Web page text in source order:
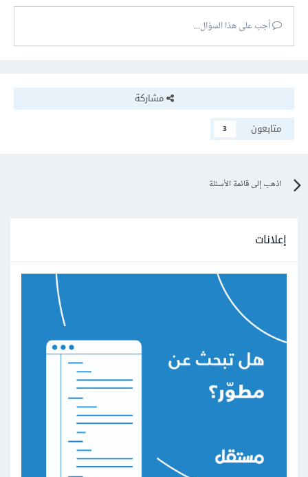
أجب على هذا السؤال...
مشاركة
متابعون
3
اذهب إلى قائمة الأسئلة
إعلانات